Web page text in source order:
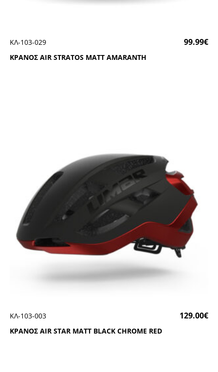
ΚΡΑΝΟΣ ΑΙR SΤRΑΤΟS ΜΑΤΤ ΑΜΑRΑΝΤΗ
ΚΛ-103-029 99.99€
ΚΡΑΝΟΣ ΑΙR SΤΑR ΜΑΤΤ ΒLΑCΚ CΗRΟΜΕ RΕD
ΚΛ-103-003 129.00€